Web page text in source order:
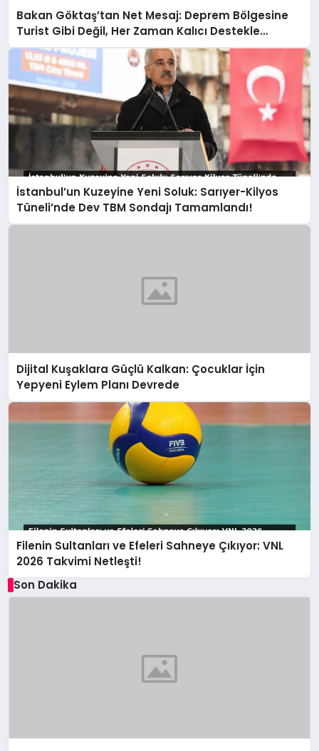
Bakan Göktaş’tan Net Mesaj: Deprem Bölgesine
Turist Gibi Değil, Her Zaman Kalıcı Destekle
Gidiyoruz!
İstanbul’un Kuzeyine Yeni Soluk: Sarıyer-Kilyos
Tüneli’nde Dev TBM Sondajı Tamamlandı!
Dijital Kuşaklara Güçlü Kalkan: Çocuklar İçin
Yepyeni Eylem Planı Devrede
Filenin Sultanları ve Efeleri Sahneye Çıkıyor: VNL
2026 Takvimi Netleşti!
Son Dakika